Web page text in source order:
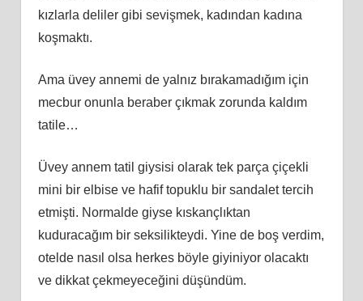
kızlarla deliler gibi sevişmek, kadından kadına
koşmaktı.
Ama üvey annemi de yalnız bırakamadığım için
mecbur onunla beraber çıkmak zorunda kaldım
tatile…
Üvey annem tatil giysisi olarak tek parça çiçekli
mini bir elbise ve hafif topuklu bir sandalet tercih
etmişti. Normalde giyse kıskançlıktan
kuduracağım bir seksilikteydi. Yine de boş verdim,
otelde nasıl olsa herkes böyle giyiniyor olacaktı
ve dikkat çekmeyeceğini düşündüm.